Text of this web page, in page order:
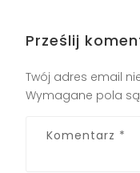
Prześlij
Twój adres email
Wymagane pola